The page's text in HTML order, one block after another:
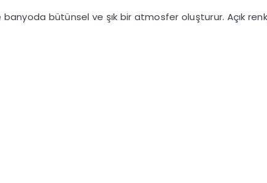
bütünsel ve şık bir atmosfer oluşturur. Açık